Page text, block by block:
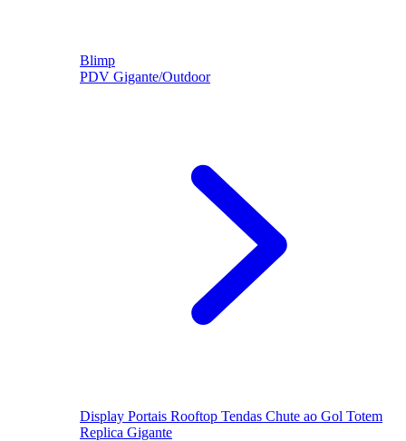
Blimp
PDV Gigante/Outdoor
Display Portais Rooftop Tendas Chute ao Gol Totem
Replica Gigante